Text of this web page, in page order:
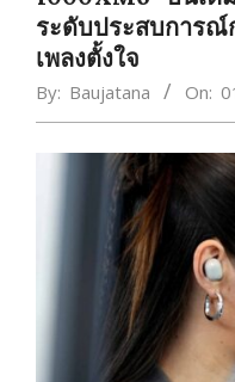
ระดับประสบการณ์
เพลงตั้งใจ
By: Baujatana On: